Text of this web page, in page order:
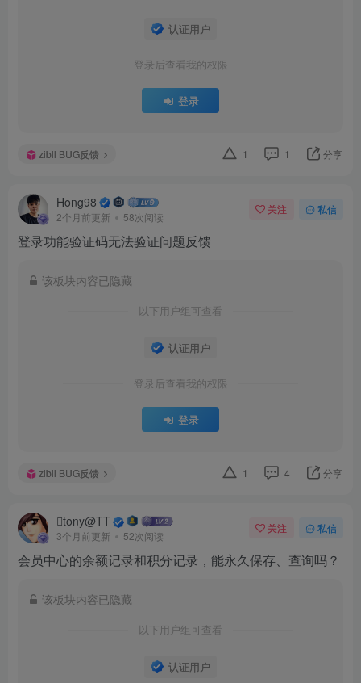
认证用户
登录后查看我的权限
登录
zibll BUG反馈 1 1 分享
Hong98
2个月前更新 58次阅读
关注 私信
登录功能验证码无法验证问题反馈
该板块内容已隐藏
以下用户组可查看
认证用户
登录后查看我的权限
登录
zibll BUG反馈 1 4 分享
tony@TT
3个月前更新 52次阅读
关注 私信
会员中心的余额记录和积分记录，能永久保存、查询吗？
该板块内容已隐藏
以下用户组可查看
认证用户